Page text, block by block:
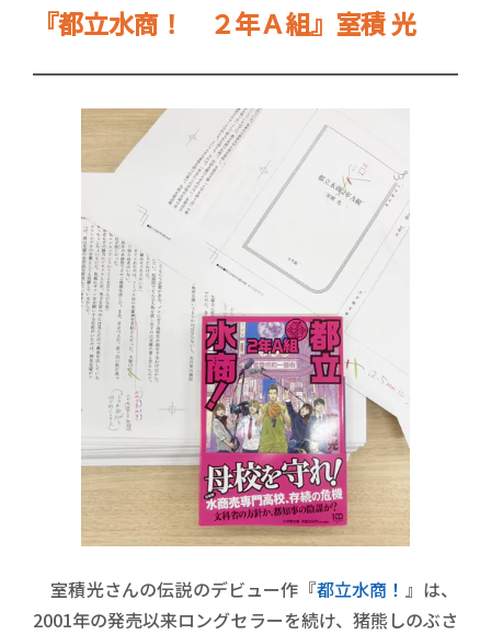
『都立水商！ ２年Ａ組』室積 光
室積光さんの伝説のデビュー作『都立水商！ 』は、
2001年の発売以来ロングセラーを続け、猪熊しのぶさ